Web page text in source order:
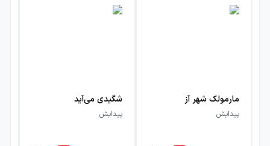
مارمولک شهر آز
پیدایش
شگیدی می‌آید
پیدایش